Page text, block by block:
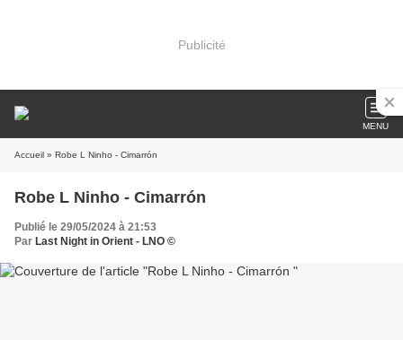
Publicité
MENU
Accueil » Robe L Ninho - Cimarrón
Robe L Ninho - Cimarrón
Publié le 29/05/2024 à 21:53
Par Last Night in Orient - LNO ©